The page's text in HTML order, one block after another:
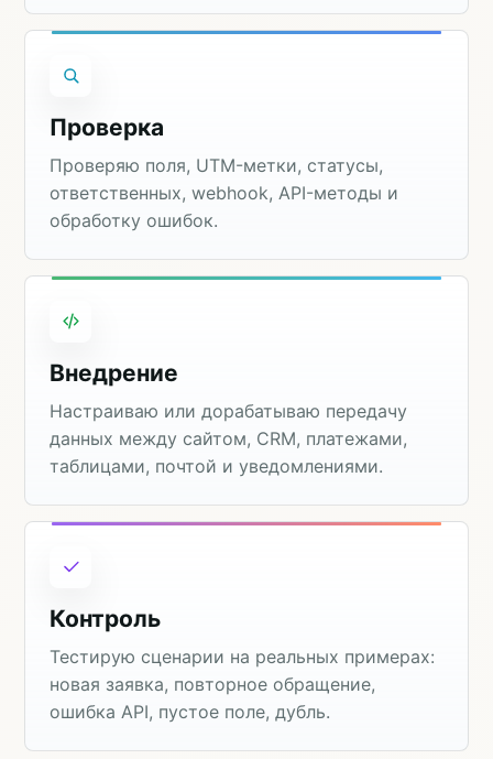
Проверка
Проверяю поля, UTM-метки, статусы,
ответственных, webhook, API-методы и
обработку ошибок.
Внедрение
Настраиваю или дорабатываю передачу
данных между сайтом, CRM, платежами,
таблицами, почтой и уведомлениями.
Контроль
Тестирую сценарии на реальных примерах:
новая заявка, повторное обращение,
ошибка API, пустое поле, дубль.